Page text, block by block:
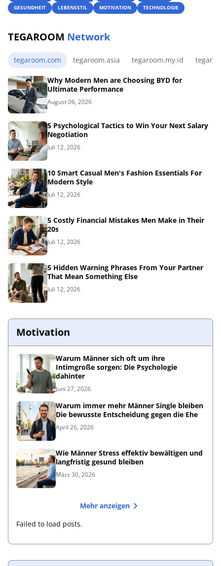
GESUNDHEIT
LEBENSSTIL MOTIVATION TECHNOLOGIE
TEGAROOM Network
tegaroom.com tegaroom.asia tegaroom.my.id
Why Modern Men are Choosing BYD for
Ultimate Performance
August 06, 2026
5 Psychological Tactics to Win Your Next Salary
Negotiation
Juli 12, 2026
10 Smart Casual Men's Fashion Essentials For
Modern Style
Juli 12, 2026
5 Costly Financial Mistakes Men Make in Their
20s
Juli 12, 2026
5 Hidden Warning Phrases From Your Partner
That Mean Something Else
Juli 12, 2026
Motivation
Warum Männer sich oft um ihre
Intimgroße sorgen: Die Psychologie
dahinter
Juni 27, 2026
Warum immer mehr Männer Single bleiben
Die bewusste Entscheidung gegen die Ehe
April 26, 2026
Wie Männer Stress effektiv bewältigen und
langfristig gesund bleiben
März 30, 2026
Mehr anzeigen
Failed to load posts.